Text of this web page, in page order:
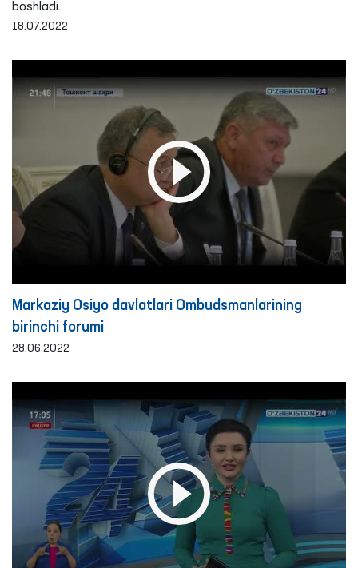
boshladi.
18.07.2022
Markaziy Osiyo davlatlari Ombudsmanlarining
birinchi forumi
28.06.2022